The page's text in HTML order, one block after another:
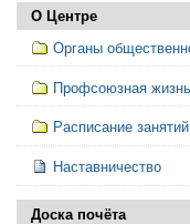
О Центре
Органы
Профсоюзная жизнь
Расписание занятий
Наставничество
Доска почёта